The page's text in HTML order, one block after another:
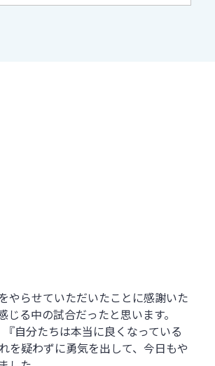
やらせていただいたことに感謝いた
る中の試合だったと思います。
自分たちは本当に良くなっている
を疑わずに勇気を出して、今日もや